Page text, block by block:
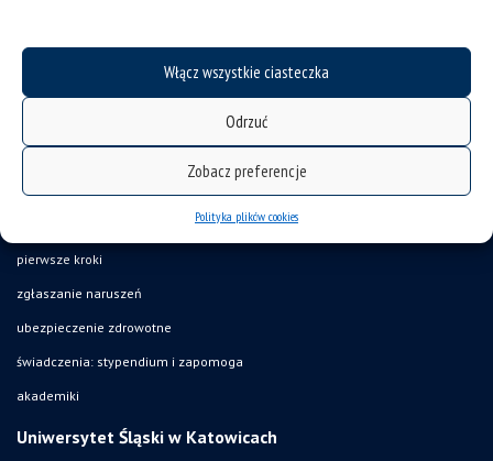
Włącz wszystkie ciasteczka
Odrzuć
Zobacz preferencje
Polityka plików cookies
mapa strony
UŚ od A do Z
USOSweb
Wirtualny UŚ
organizacja roku akademickiego
pierwsze kroki
zgłaszanie naruszeń
ubezpieczenie zdrowotne
świadczenia: stypendium i zapomoga
akademiki
Uniwersytet Śląski w Katowicach